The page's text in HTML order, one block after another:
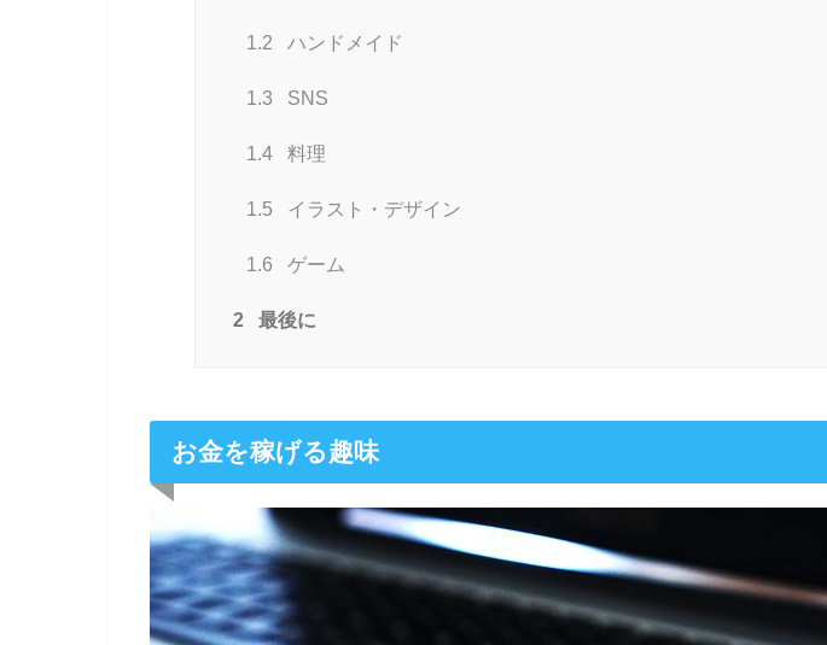
1.2 ハンドメイド
1.3 SNS
1.4 料理
1.5 イラスト・デザイン
1.6 ゲーム
2 最後に
お金を稼げる趣味